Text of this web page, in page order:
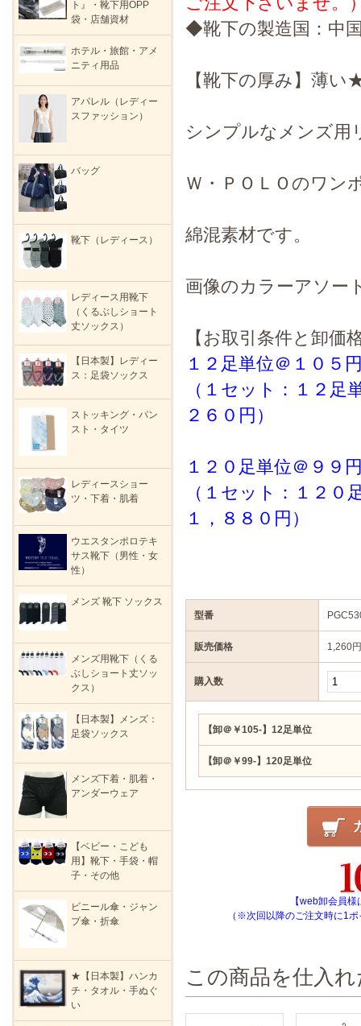
◆靴下の製造国：中
【靴下の厚み】
シンプルなメンズ用
Ｗ・ＰＯＬＯのワン
綿混素材です。
画像のカラーアソー
【お取引条件と卸価
１２足単位＠１０５
（１セット：１２
２６０円）
１２０足単位＠９９
（１セット：１２
１，８８０円）
型番
販売価格 1,260
購入数
【卸＠￥105-】12足単位
【卸＠￥99-】120足単位
【web卸会員
（※次回以降のご注文時に1
この商品を仕入
ト』・靴下用OPP
袋・店舗資材
ホテル・旅館・アメ
ニティ用品
アパレル（レディー
スファッション）
バッグ
靴下（レディース）
レディース用靴下
（くるぶしショート
丈ソックス）
【日本製】レディー
ス：足袋ソックス
ストッキング・パン
スト・タイツ
レディースショー
ツ・下着・肌着
ウエスタンポロテキ
サス靴下（男性・女
性）
メンズ 靴下 ソックス
メンズ用靴下（くる
ぶしショート丈ソッ
クス）
【日本製】メンズ：
足袋ソックス
メンズ下着・肌着・
アンダーウェア
【ベビー・こども
用】靴下・手袋・帽
子・その他
ビニール傘・ジャン
プ傘・折傘
★【日本製】ハンカ
チ・タオル・手ぬぐ
い